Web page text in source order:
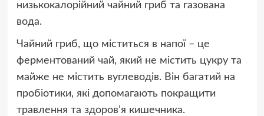
низькокалорійний чайний гриб та газована
вода.
Чайний гриб, що міститься в напої – це
ферментований чай, який не містить цукру та
майже не містить вуглеводів. Він багатий на
пробіотики, які допомагають покращити
травлення та здоров’я кишечника.